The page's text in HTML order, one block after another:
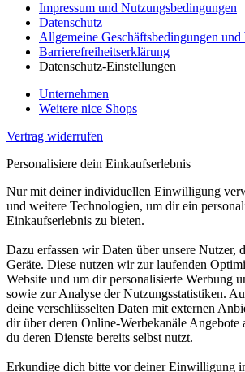
Impressum und Nutzungsbedingungen
Datenschutz
Allgemeine Geschäftsbedingungen
Barrierefreiheitserklärung
Datenschutz-Einstellungen
Unternehmen
Weitere nice Shops
Vertrag widerrufen
Personalisiere dein Einkaufserlebnis
Nur mit deiner individuellen Einwilligung
und weitere Technologien, um dir ein
Einkaufserlebnis zu bieten.
Dazu erfassen wir Daten über unsere Nutzer,
Geräte. Diese nutzen wir zur laufenden
Website und um dir personalisierte Werbung
sowie zur Analyse der Nutzungsstatistiken.
deine verschlüsselten Daten mit externen
dir über deren Online-Werbekanäle Angebote
du deren Dienste bereits selbst nutzt.
Erkundige dich bitte vor deiner Einwilligung